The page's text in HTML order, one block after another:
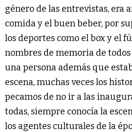
género de las entrevistas, era
comida y el buen beber, por
los deportes como el box y el
nombres de memoria de todos
una persona además que
escena, muchas veces los
pecamos de no ir a las
todas, siempre conocía la
los agentes culturales de la